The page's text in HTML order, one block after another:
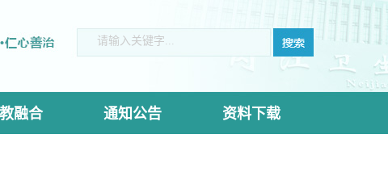
融合 通知公告 资料下载